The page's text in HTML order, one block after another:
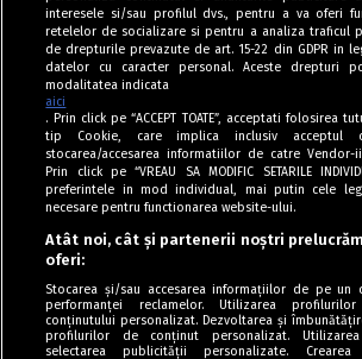
Tag index
Program Antena 1
Politica de cookies
interesele si/sau profilul dvs., pentru a va oferi
retelelor de socializare si pentru a analiza traficul
de drepturile prevazute de art. 15-22 din GDPR in
datelor cu caracter personal. Aceste drepturi
modalitatea indicata
aici
. Prin click pe “ACCEPT TOATE”, acceptati folosirea
tip Cookie, care implica inclusiv
stocarea/accesarea informatiilor de catre Vendor-
Prin click pe “VREAU SA MODIFIC SETARILE
preferintele in mod individual, mai putin cele
necesare pentru functionarea website-ului.
Atât noi, cât și partenerii noștri
oferi:
Stocarea și/sau accesarea informațiilor de pe un
performanței reclamelor. Utilizarea
conținutului personalizat. Dezvoltarea și
profilurilor de conținut personalizat.
selectarea publicității personalizate.